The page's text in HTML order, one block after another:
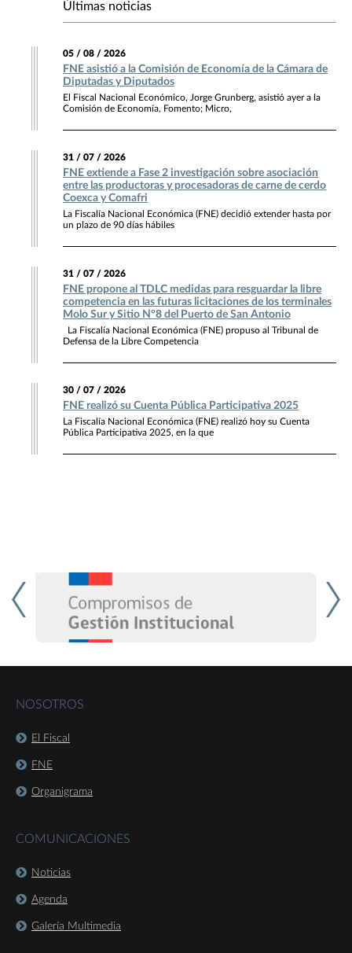
Últimas noticias
05 / 08 / 2026
FNE asistió a la Comisión de Economía de la Cámara de
Diputadas y Diputados
El Fiscal Nacional Económico, Jorge Grunberg, asistió ayer a la
Comisión de Economía, Fomento; Micro,
31 / 07 / 2026
FNE extiende a Fase 2 investigación sobre asociación
entre las productoras y procesadoras de carne de cerdo
Coexca y Comafri
La Fiscalía Nacional Económica (FNE) decidió extender hasta por
un plazo de 90 días hábiles
31 / 07 / 2026
FNE propone al TDLC medidas para resguardar la libre
competencia en las futuras licitaciones de los terminales
Molo Sur y Sitio N°8 del Puerto de San Antonio
La Fiscalía Nacional Económica (FNE) propuso al Tribunal de
Defensa de la Libre Competencia
30 / 07 / 2026
FNE realizó su Cuenta Pública Participativa 2025
La Fiscalía Nacional Económica (FNE) realizó hoy su Cuenta
Pública Participativa 2025, en la que
NOSOTROS
El Fiscal
FNE
Organigrama
COMUNICACIONES
Noticias
Agenda
Galería Multimedia